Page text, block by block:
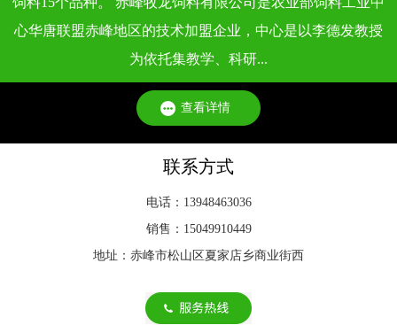
心华唐联盟赤峰地区的技术加盟企业，中心是以李德发教授
为依托集教学、科研...
查看详情
联系方式
电话：13948463036
销售：15049910449
地址：赤峰市松山区夏家店乡商业街西